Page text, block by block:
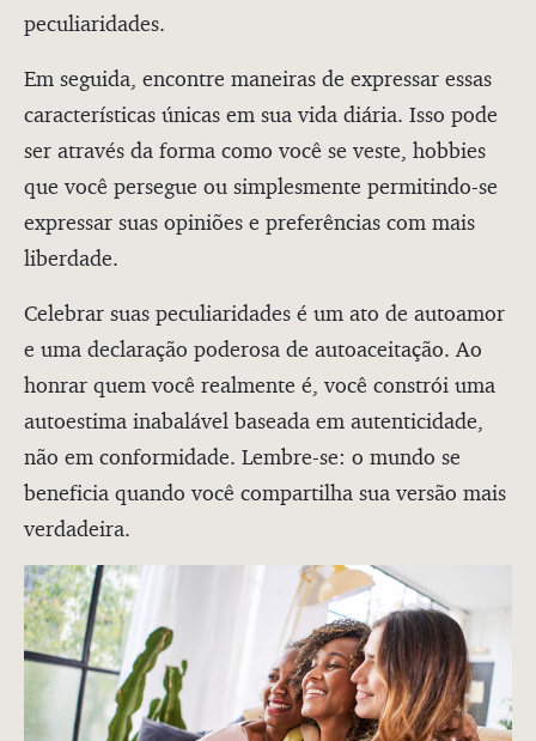
peculiaridades.
Em seguida, encontre maneiras de expressar essas
características únicas em sua vida diária. Isso pode
ser através da forma como você se veste, hobbies
que você persegue ou simplesmente permitindo-se
expressar suas opiniões e preferências com mais
liberdade.
Celebrar suas peculiaridades é um ato de autoamor
e uma declaração poderosa de autoaceitação. Ao
honrar quem você realmente é, você constrói uma
autoestima inabalável baseada em autenticidade,
não em conformidade. Lembre-se: o mundo se
beneficia quando você compartilha sua versão mais
verdadeira.